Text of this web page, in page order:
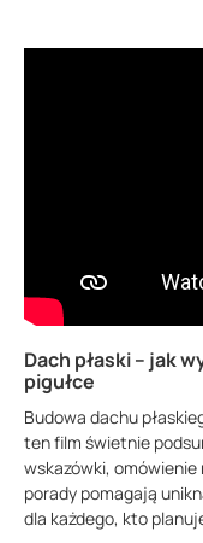
Dach płaski – jak
pigułce
Budowa dachu
ten film świetnie
wskazówki,
porady pomagają
dla każdego, kto